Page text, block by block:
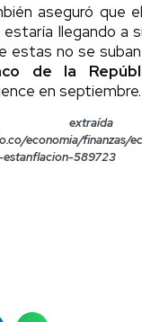
aseguró que
llegando a
estas no se
de la
en septiembre.
economia/finanzas/
589723